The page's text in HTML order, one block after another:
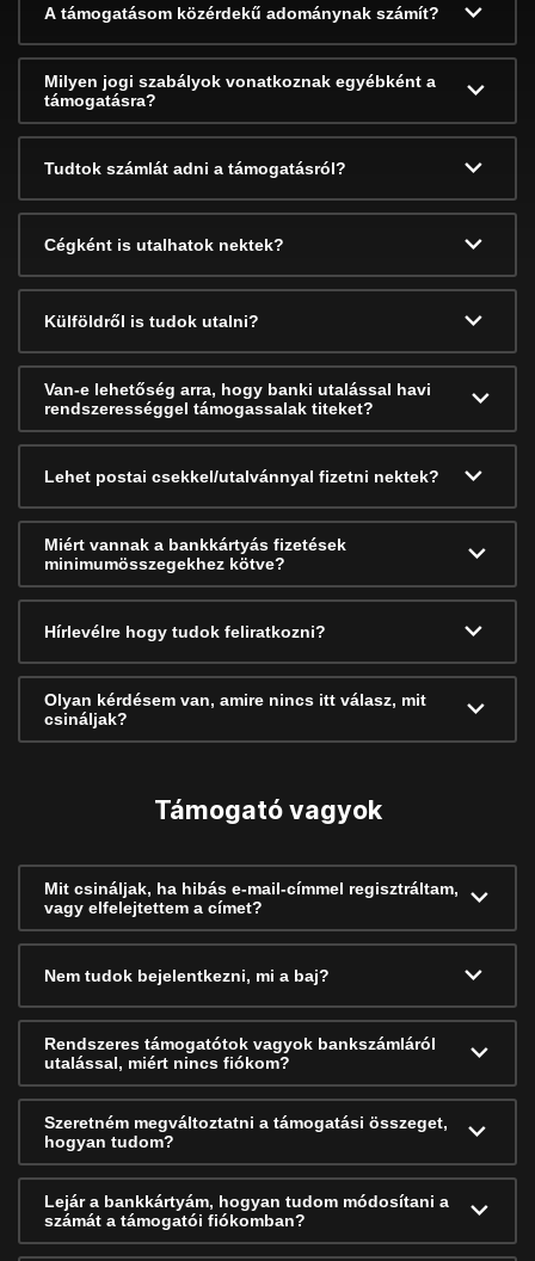
A támogatásom közérdekű adománynak számít?
Milyen jogi szabályok vonatkoznak egyébként a
támogatásra?
Tudtok számlát adni a támogatásról?
Cégként is utalhatok nektek?
Külföldről is tudok utalni?
Van-e lehetőség arra, hogy banki utalással havi
rendszerességgel támogassalak titeket?
Lehet postai csekkel/utalvánnyal fizetni nektek?
Miért vannak a bankkártyás fizetések
minimumösszegekhez kötve?
Hírlevélre hogy tudok feliratkozni?
Olyan kérdésem van, amire nincs itt válasz, mit
csináljak?
Támogató vagyok
Mit csináljak, ha hibás e-mail-címmel regisztráltam,
vagy elfelejtettem a címet?
Nem tudok bejelentkezni, mi a baj?
Rendszeres támogatótok vagyok bankszámláról
utalással, miért nincs fiókom?
Szeretném megváltoztatni a támogatási összeget,
hogyan tudom?
Lejár a bankkártyám, hogyan tudom módosítani a
számát a támogatói fiókomban?